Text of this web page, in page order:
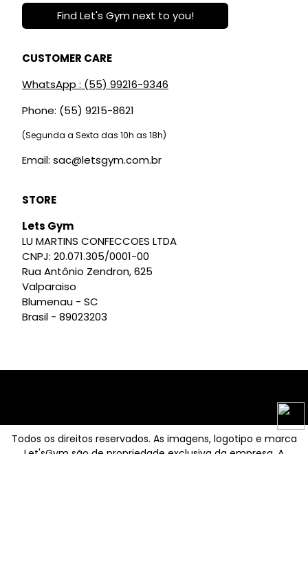
Find Let's Gym next to you!
CUSTOMER CARE
WhatsApp : (55) 99216-9346
Phone: (55) 9215-8621
(Segunda a Sexta das 10h as 18h)
Email: sac@letsgym.com.br
STORE
Lets Gym
LU MARTINS CONFECCOES LTDA
CNPJ: 20.071.305/0001-00
Rua Antônio Zendron, 625
Valparaiso
Blumenau - SC
Brasil - 89023203
Todos os direitos reservados. As imagens, logotipo e marca
Let'sGym são de propriedade exclusiva da empresa. A